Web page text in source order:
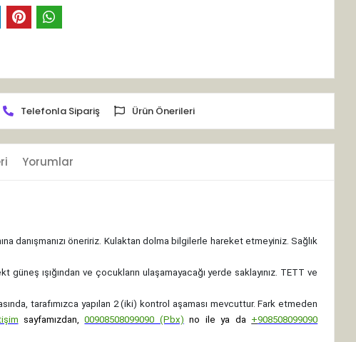
Telefonla Sipariş Ürün Önerileri
Yorumlar
danışmanızı öneririz. Kulaktan dolma bilgilerle hareket etmeyiniz. Sağlık
ışığından ve çocukların ulaşamayacağı yerde saklayınız. TETT ve
tarafımızca yapılan 2 (iki) kontrol aşaması mevcuttur. Fark etmeden
sayfamızdan,00908508099090 (Pbx) no ile ya da +908508099090